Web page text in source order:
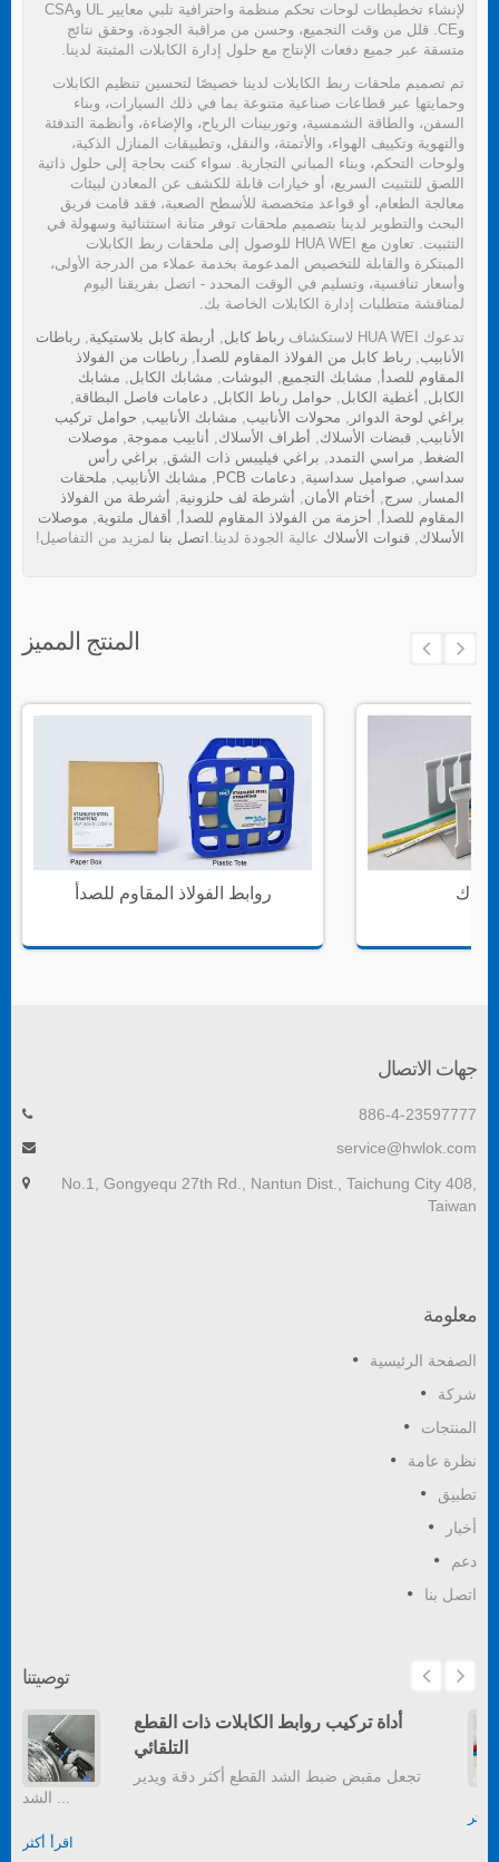
لإنشاء تخطيطات لوحات تحكم منظمة واحترافية تلبي معايير UL وCSA
وCE. قلل من وقت التجميع، وحسن من مراقبة الجودة، وحقق نتائج
متسقة عبر جميع دفعات الإنتاج مع حلول إدارة الكابلات المثبتة لدينا.
تم تصميم ملحقات ربط الكابلات لدينا خصيصًا لتحسين تنظيم الكابلات
وحمايتها عبر قطاعات صناعية متنوعة بما في ذلك السيارات، وبناء
السفن، والطاقة الشمسية، وتوربينات الرياح، والإضاءة، وأنظمة التدفئة
والتهوية وتكييف الهواء، والأتمتة، والنقل، وتطبيقات المنازل الذكية،
ولوحات التحكم، وبناء المباني التجارية. سواء كنت بحاجة إلى حلول ذاتية
اللصق للتثبيت السريع، أو خيارات قابلة للكشف عن المعادن لبيئات
معالجة الطعام، أو قواعد متخصصة للأسطح الصعبة، فقد قامت فريق
البحث والتطوير لدينا بتصميم ملحقات توفر متانة استثنائية وسهولة في
التثبيت. تعاون مع HUA WEI للوصول إلى ملحقات ربط الكابلات
المبتكرة والقابلة للتخصيص المدعومة بخدمة عملاء من الدرجة الأولى،
وأسعار تنافسية، وتسليم في الوقت المحدد - اتصل بفريقنا اليوم
لمناقشة متطلبات إدارة الكابلات الخاصة بك.
تدعوك HUA WEI لاستكشاف
رباط كابل , أربطة كابل بلاستيكية, رباطات
الأنابيب, رباط كابل من الفولاذ المقاوم للصدأ, رباطات من الفولاذ
المقاوم للصدأ, مشابك التجميع, البوشات, مشابك الكابل , مشابك
الكابل , أغطية الكابل , حوامل رباط الكابل , دعامات فاصل البطاقة,
براغي لوحة الدوائر, محولات الأنابيب, مشابك الأنابيب, حوامل تركيب
الأنابيب, قبضات الأسلاك, أطراف الأسلاك, أنابيب مموجة, موصلات
الضغط, مراسي التمدد, براغي فيليبس ذات الشق , براغي رأس
سداسي , صواميل سداسية, دعامات PCB , مشابك الأنابيب, ملحقات
المسار, سرج, أختام الأمان, أشرطة لف حلزونية, أشرطة من الفولاذ
المقاوم للصدأ, أحزمة من الفولاذ المقاوم للصدأ, أقفال ملتوية, موصلات
الأسلاك, قنوات الأسلاكعالية الجودة لدينا.اتصل بنالمزيد من التفاصيل!
المنتج المميز
روابط الفولاذ المقاوم للصدأ
جهات الاتصال
886-4-23597777
service@hwlok.com
No.1, Gongyequ 27th Rd., Nantun Dist., Taichung City 408,
Taiwan
معلومة
الصفحة الرئيسية
شركة
المنتجات
نظرة عامة
تطبيق
أخبار
دعم
اتصل بنا
توصيتنا
أداة تركيب روابط الكابلات ذات القطع
التلقائي
تجعل مقبض ضبط الشد القطع أكثر دقة ويدير
الشد ...
اقرأ أكثر